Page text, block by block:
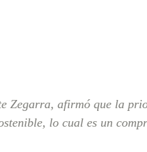
Zegarra, afirmó que la
lo cual es un